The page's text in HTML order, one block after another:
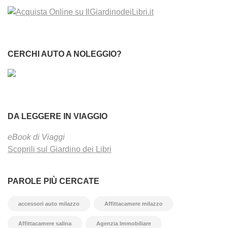
CERCHI AUTO A NOLEGGIO?
DA LEGGERE IN VIAGGIO
eBook di Viaggi
Scoprili sul Giardino dei Libri
PAROLE PIÙ CERCATE
accessori auto milazzo Affittacamere milazzo
Affittacamere salina Agenzia Immobiliare